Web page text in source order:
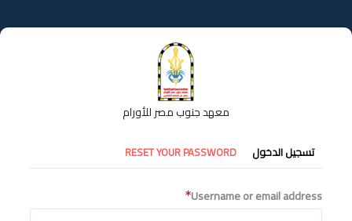
إلى
المحتوى
معهد جنوب مصر للأورام
التبويبات
الأساسية
تسجيل الدخول RESET YOUR PASSWORD
Username or email address